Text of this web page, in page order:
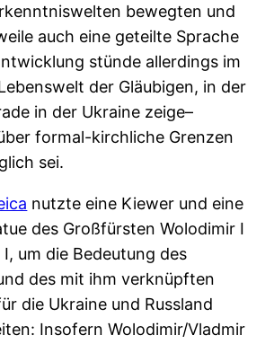
bewegten und
auch eine geteilte Sprache
stünde allerdings im
der Gläubigen, in der
in der Ukraine zeige–
formal-kirchliche Grenzen
sei.
nutzte eine Kiewer und eine
des Großfürsten Wolodimir I
um die Bedeutung des
des mit ihm verknüpften
die Ukraine und Russland
Insofern Wolodimir/Vladmir